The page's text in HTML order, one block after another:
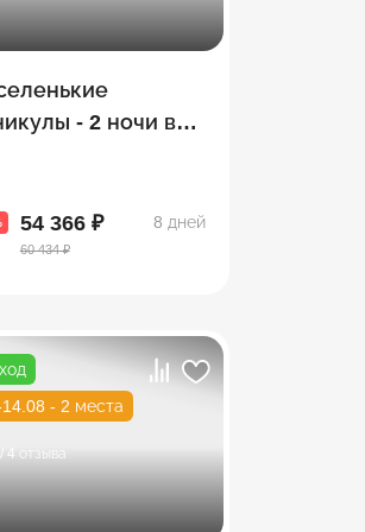
- 2 ночи в
54 366 ₽
60 434 ₽
8 дней
- 2 места
/ 4 отзыва